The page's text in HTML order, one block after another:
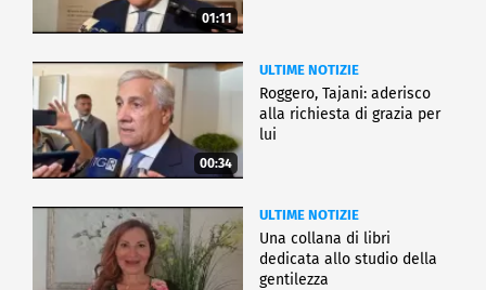
01:11
00:34
ULTIME NOTIZIE
Roggero, Tajani: aderisco
alla richiesta di grazia per
lui
ULTIME NOTIZIE
Una collana di libri
dedicata allo studio della
gentilezza